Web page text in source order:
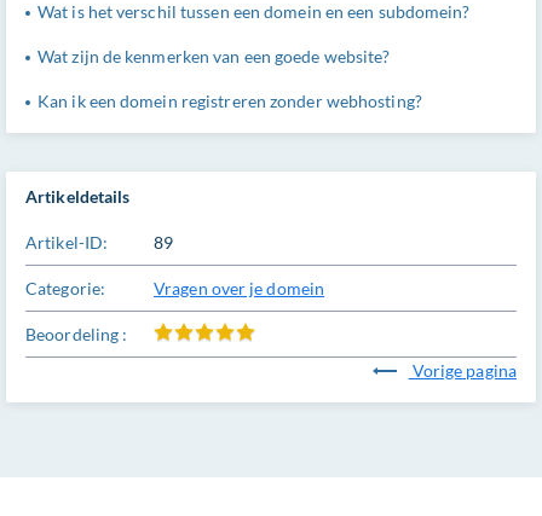
Artikeldetails
Artikel-ID: 89
Categorie: Vragen over je domein
Beoordeling :
Vorige pagina
Wat is het verschil tussen een domein en een subdomein?
Wat zijn de kenmerken van een goede website?
Kan ik een domein registreren zonder webhosting?